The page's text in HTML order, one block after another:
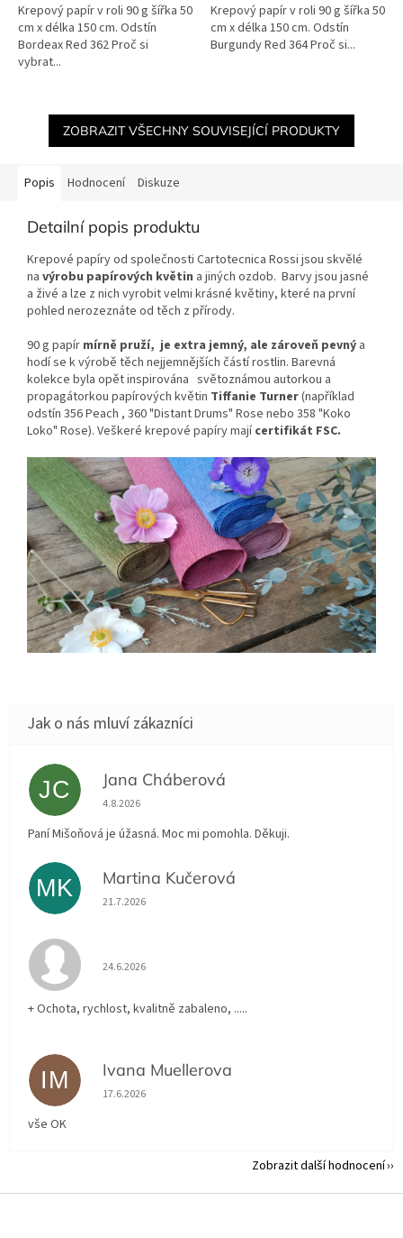
Krepový papír v roli 90 g šířka 50
cm x délka 150 cm. Odstín
Bordeax Red 362 Proč si
vybrat...
Krepový papír v roli 90 g šířka 50
cm x délka 150 cm. Odstín
Burgundy Red 364 Proč si...
ZOBRAZIT VŠECHNY SOUVISEJÍCÍ PRODUKTY
Popis Hodnocení Diskuze
Detailní popis produktu
Krepové papíry od společnosti Cartotecnica Rossi jsou skvělé
na výrobu papírových květin a jiných ozdob. Barvy jsou jasné
a živé a lze z nich vyrobit velmi krásné květiny, které na první
pohled nerozeznáte od těch z přírody.
90 g papír mírně pruží, je extra jemný, ale zároveň pevný a
hodí se k výrobě těch nejjemnějších částí rostlin. Barevná
kolekce byla opět inspirována světoznámou autorkou a
propagátorkou papírových květin Tiffanie Turner(například
odstín 356 Peach , 360 "Distant Drums" Rose nebo 358 "Koko
Loko" Rose). Veškeré krepové papíry majícertifikát FSC.
JC Jana Cháberová
Hodnocení obchodu je 5 z 5 hvězdiček.
4.8.2026
Paní Mišoňová je úžasná. Moc mi pomohla. Děkuji.
MK Martina Kučerová
Hodnocení obchodu je 5 z 5 hvězdiček.
21.7.2026
Hodnocení obchodu je 5 z 5 hvězdiček.
24.6.2026
+ Ochota, rychlost, kvalitně zabaleno, .....
IM Ivana Muellerova
Hodnocení obchodu je 5 z 5 hvězdiček.
17.6.2026
vše OK
Zobrazit další hodnocení